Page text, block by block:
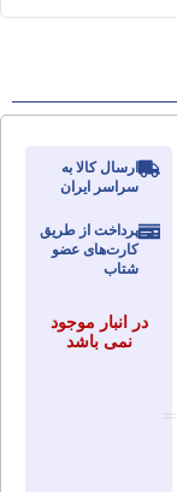
ارسال کالا به
سراسر ایران
پرداخت از طریق
کارت‌های عضو
شتاب
در انبار موجود
نمی باشد